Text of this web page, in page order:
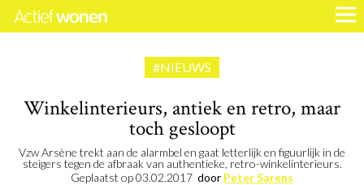
#NIEUWS
Winkelinterieurs, antiek en retro, maar
toch gesloopt
Vzw Arsène trekt aan de alarmbel en gaat letterlijk en figuurlijk in de
steigers tegen de afbraak van authentieke, retro-winkelinterieurs.
Geplaatst op03.02.2017 door Peter Sarens